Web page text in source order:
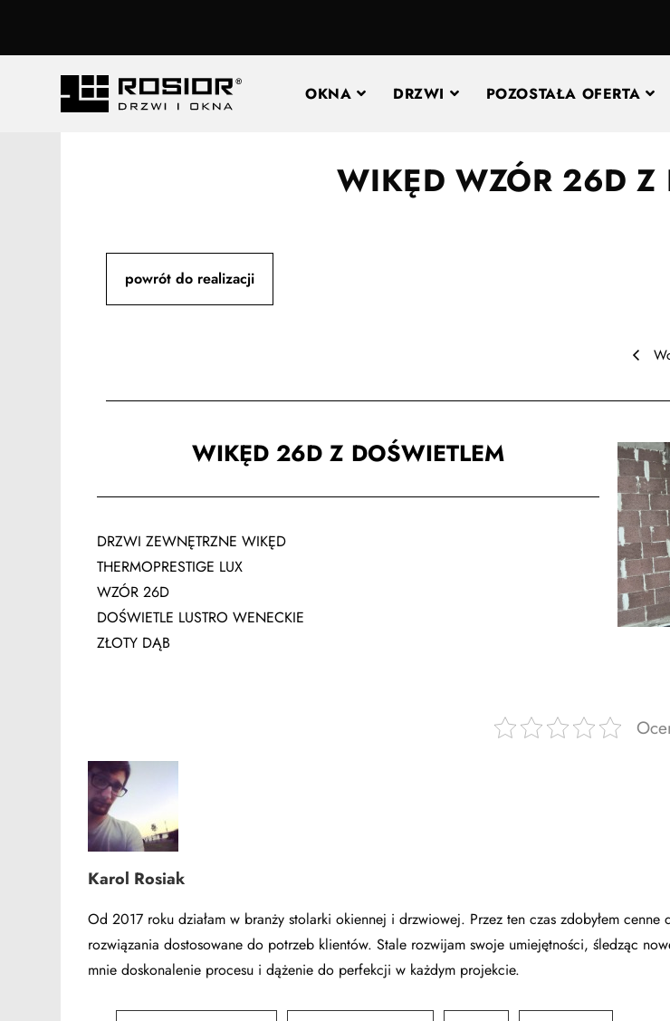
OKNA DRZWI POZOSTAŁA OFERTA
WIKĘD WZÓR 26D Z
powrót do realizacji
WIKĘD 26D Z DOŚWIETLEM
DRZWI ZEWNĘTRZNE WIKĘD
THERMOPRESTIGE LUX
WZÓR 26D
DOŚWIETLE LUSTRO WENECKIE
ZŁOTY DĄB
Karol Rosiak
Od 2017 roku działam w branży stolarki okiennej i drzwiowej. Przez ten czas zdobyłem
rozwiązania dostosowane do potrzeb klientów. Stale rozwijam swoje umiejętności, śledząc
mnie doskonalenie procesu i dążenie do perfekcji w każdym projekcie.